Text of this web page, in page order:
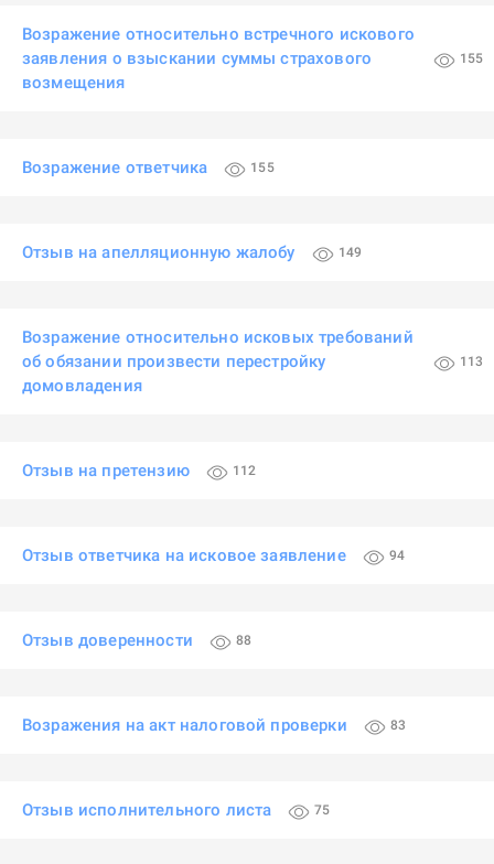
Возражение относительно встречного искового
заявления о взыскании суммы страхового
возмещения
155
Возражение ответчика 155
Отзыв на апелляционную жалобу 149
Возражение относительно исковых требований
об обязании произвести перестройку
домовладения
113
Отзыв на претензию 112
Отзыв ответчика на исковое заявление 94
Отзыв доверенности 88
Возражения на акт налоговой проверки 83
Отзыв исполнительного листа 75